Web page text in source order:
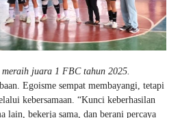
juara 1 FBC tahun 2025.
Egoisme sempat membayangi, tetapi
kebersamaan. “Kunci keberhasilan
lain, bekerja sama, dan berani percaya